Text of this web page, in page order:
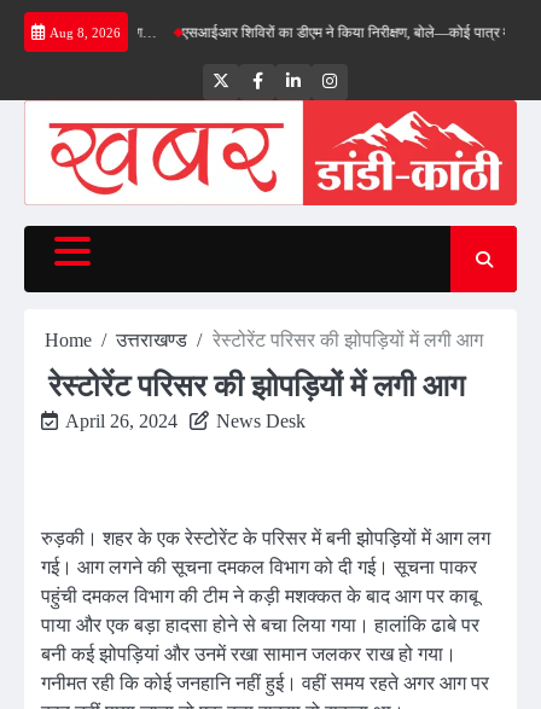
Skip
Aug 8, 2026
किया निरीक्षण… एसआईआर शिविरों का डीएम ने किया निरीक्षण, बोले—कोई पात्र मतदाता सूची से
TwitterFacebookLinkedInInstagram
Home उत्तराखण्ड रेस्टोरेंट परिसर की झोपड़ियों में लगी आग
रेस्टोरेंट परिसर की झोपड़ियों में लगी आग
April 26, 2024 News Desk
रुड़की। शहर के एक रेस्टोरेंट के परिसर में बनी झोपड़ियों में आग लग
गई। आग लगने की सूचना दमकल विभाग को दी गई। सूचना पाकर
पहुंची दमकल विभाग की टीम ने कड़ी मशक्कत के बाद आग पर काबू
पाया और एक बड़ा हादसा होने से बचा लिया गया। हालांकि ढाबे पर
बनी कई झोपड़ियां और उनमें रखा सामान जलकर राख हो गया।
गनीमत रही कि कोई जनहानि नहीं हुई। वहीं समय रहते अगर आग पर